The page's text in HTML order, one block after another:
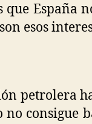
España
esos
petrolera
consigue